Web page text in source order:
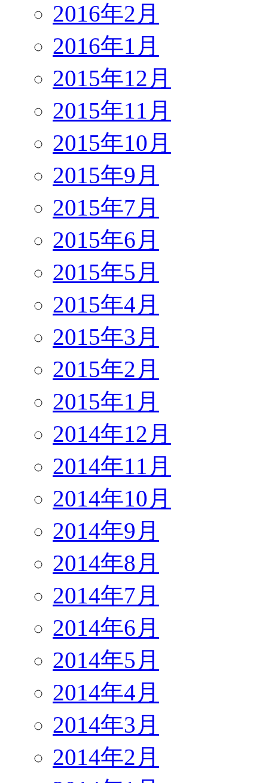
2016年2月
2016年1月
2015年12月
2015年11月
2015年10月
2015年9月
2015年7月
2015年6月
2015年5月
2015年4月
2015年3月
2015年2月
2015年1月
2014年12月
2014年11月
2014年10月
2014年9月
2014年8月
2014年7月
2014年6月
2014年5月
2014年4月
2014年3月
2014年2月